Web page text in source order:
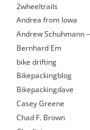
2wheeltrails
Andrea from Iowa
Andrew Schuhmann
Bernhard Em
bike drifting
Bikepackingblog
Bikepackingdave
Casey Greene
Chad F. Brown